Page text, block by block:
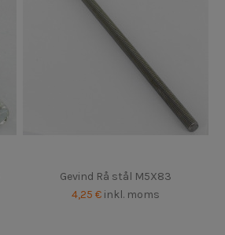
Gevind Rå stål M5X83
4,25 € inkl. moms